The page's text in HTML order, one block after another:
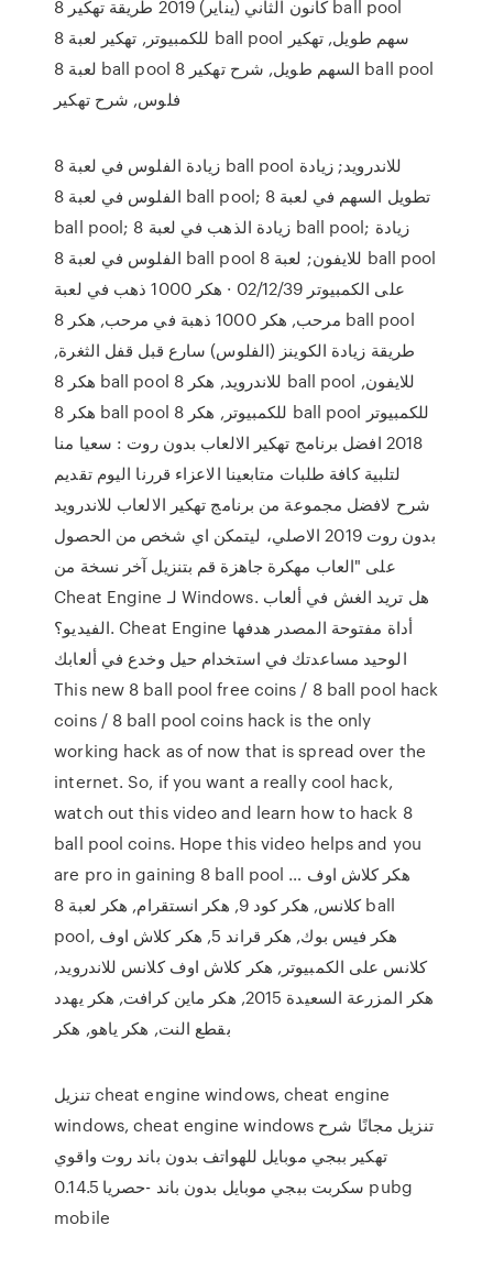
كانون الثاني (يناير) 2019 طريقة تهكير 8 ball pool
للكمبيوتر, تهكير لعبة 8 ball pool سهم طويل, تهكير
لعبة 8 ball pool السهم طويل, شرح تهكير 8 ball pool
زيادة الفلوس في لعبة 8 ball pool للاندرويد; زيادة
الفلوس في لعبة 8 ball pool; تطويل السهم في لعبة 8
ball pool; زيادة الذهب في لعبة 8 ball pool; زيادة
الفلوس في لعبة 8 ball pool للايفون; لعبة 8 ball pool
على الكمبيوتر 02/12/39 · هكر 1000 ذهب في لعبة
مرحب, هكر 1000 ذهبة في مرحب, هكر 8 ball pool
طريقة زيادة الكوينز (الفلوس) سارع قبل قفل الثغرة,
هكر 8 ball pool للاندرويد, هكر 8 ball pool للايفون,
هكر 8 ball pool للكمبيوتر, هكر 8 ball pool للكمبيوتر
2018 افضل برنامج تهكير الالعاب بدون روت : سعيا منا
لتلبية كافة طلبات متابعينا الاعزاء قررنا اليوم تقديم
شرح لافضل مجموعة من برنامج تهكير الالعاب للاندرويد
بدون روت 2019 الاصلي، ليتمكن اي شخص من الحصول
على "العاب مهكرة جاهزة قم بتنزيل آخر نسخة من
Cheat Engine لـ Windows. هل تريد الغش في ألعاب
الفيديو؟. Cheat Engine أداة مفتوحة المصدر هدفها
الوحيد مساعدتك في استخدام حيل وخدع في ألعابك
This new 8 ball pool free coins / 8 ball pool hack
coins / 8 ball pool coins hack is the only
working hack as of now that is spread over the
internet. So, if you want a really cool hack,
watch out this video and learn how to hack 8
ball pool coins. Hope this video helps and you
are pro in gaining 8 ball pool … هكر كلاش اوف
كلانس, هكر كود 9, هكر انستقرام, هكر لعبة 8 ball
pool, هكر فيس بوك, هكر قراند 5, هكر كلاش اوف
كلانس على الكمبيوتر, هكر كلاش اوف كلانس للاندرويد,
هكر المزرعة السعيدة 2015, هكر ماين كرافت, هكر يهدد
بقطع النت, هكر ياهو, هكر
تنزيل cheat engine windows, cheat engine
windows, cheat engine windows تنزيل مجانًا شرح
تهكير ببجي موبايل للهواتف بدون باند روت واقوي
سكربت ببجي موبايل بدون باند -حصريا 0.14.5 pubg
mobile